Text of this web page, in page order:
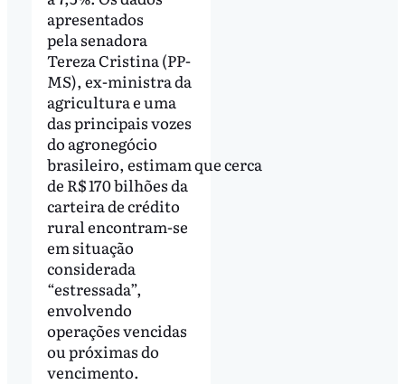
apresentados
pela senadora
Tereza Cristina (PP-
MS), ex-ministra da
agricultura e uma
das principais vozes
do agronegócio
brasileiro, estimam que cerca
de R$ 170 bilhões da
carteira de crédito
rural encontram-se
em situação
considerada
“estressada”,
envolvendo
operações vencidas
ou próximas do
vencimento.